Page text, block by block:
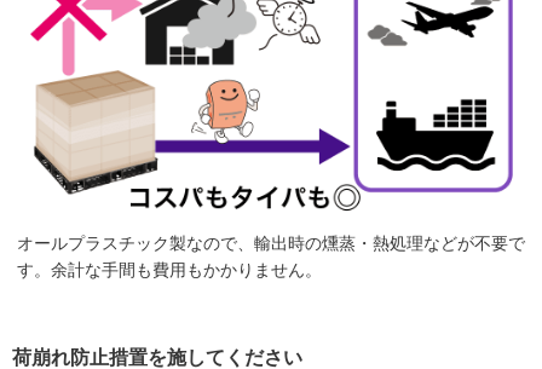
オールプラスチック製なので、輸出時の燻蒸・熱処理などが不要で
す。余計な手間も費用もかかりません。
荷崩れ防止措置を施してください